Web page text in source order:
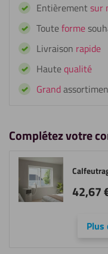
isolant
(25
Entièrementsur
Touteforme
Livraison rapide
Hautequalité
Grand
Complétez votre
42,67